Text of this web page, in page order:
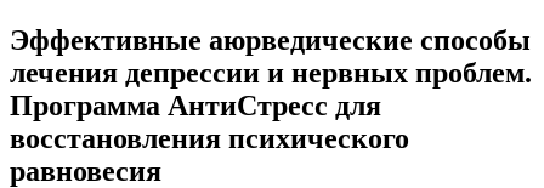
Эффективные аюрведические способы
лечения депрессии и нервных проблем.
Программа АнтиСтресс для
восстановления психического
равновесия